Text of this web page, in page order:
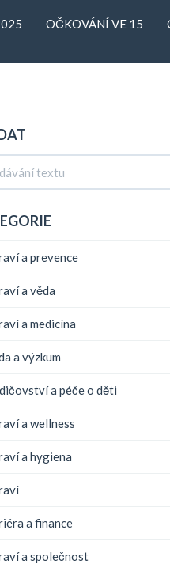
OČKOVÁNÍ VE 15
a prevence
a věda
a medicína
a výzkum
a péče o děti
a wellness
a hygiena
a finance
a společnost